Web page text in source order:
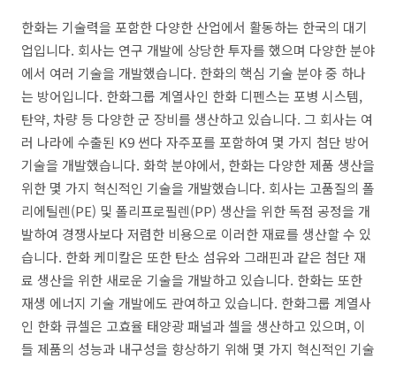
한화는 기술력을 포함한 다양한 산업에서 활동하는 한국의 대기
업입니다. 회사는 연구 개발에 상당한 투자를 했으며 다양한 분야
에서 여러 기술을 개발했습니다. 한화의 핵심 기술 분야 중 하나
는 방어입니다. 한화그룹 계열사인 한화 디펜스는 포병 시스템,
탄약, 차량 등 다양한 군 장비를 생산하고 있습니다. 그 회사는 여
러 나라에 수출된 K9 썬다 자주포를 포함하여 몇 가지 첨단 방어
기술을 개발했습니다. 화학 분야에서, 한화는 다양한 제품 생산을
위한 몇 가지 혁신적인 기술을 개발했습니다. 회사는 고품질의 폴
리에틸렌(PE) 및 폴리프로필렌(PP) 생산을 위한 독점 공정을 개
발하여 경쟁사보다 저렴한 비용으로 이러한 재료를 생산할 수 있
습니다. 한화 케미칼은 또한 탄소 섬유와 그래핀과 같은 첨단 재
료 생산을 위한 새로운 기술을 개발하고 있습니다. 한화는 또한
재생 에너지 기술 개발에도 관여하고 있습니다. 한화그룹 계열사
인 한화 큐셀은 고효율 태양광 패널과 셀을 생산하고 있으며, 이
들 제품의 성능과 내구성을 향상하기 위해 몇 가지 혁신적인 기술